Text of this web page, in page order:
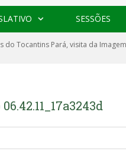
SESSÕES
do Tocantins Pará, visita da